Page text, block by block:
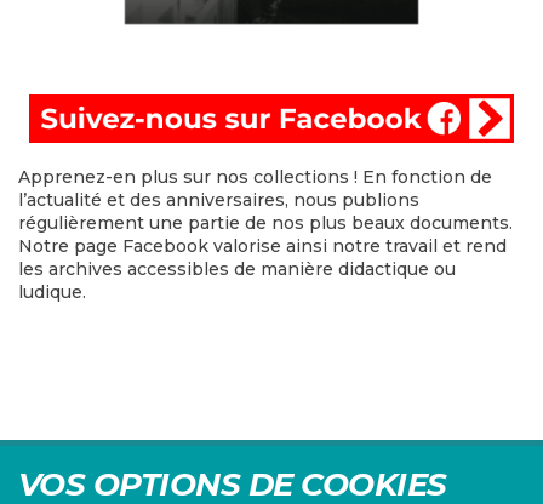
Apprenez-en plus sur nos collections ! En fonction de
l’actualité et des anniversaires, nous publions
régulièrement une partie de nos plus beaux documents.
Notre page Facebook valorise ainsi notre travail et rend
les archives accessibles de manière didactique ou
ludique.
VOS OPTIONS DE COOKIES